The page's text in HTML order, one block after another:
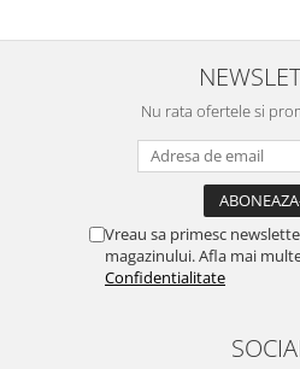
Accesorii animale de companie
Castroane si adapatori animale
Igiena animale de companie
Mobila si transport animale de
Nu rata ofertele si
Vreau sa primesc
magazinului. Afla mai
Confidentialitate